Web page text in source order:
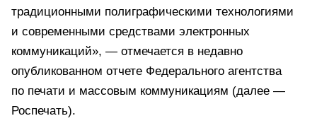
традиционными полиграфическими технологиями
и современными средствами электронных
коммуникаций», — отмечается в недавно
опубликованном отчете Федерального агентства
по печати и массовым коммуникациям (далее —
Роспечать).